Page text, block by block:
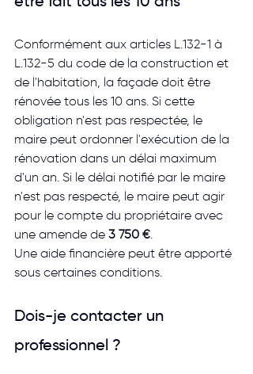
Conformément aux articles L.132-1 à
L.132-5 du code de la construction et
de l'habitation, la façade doit être
rénovée tous les 10 ans. Si cette
obligation n'est pas respectée, le
maire peut ordonner l'exécution de la
rénovation dans un délai maximum
d'un an. Si le délai notifié par le maire
n'est pas respecté, le maire peut agir
pour le compte du propriétaire avec
une amende de 3 750 €.
Une aide financière peut être apporté
sous certaines conditions.
Dois-je contacter un
professionnel ?